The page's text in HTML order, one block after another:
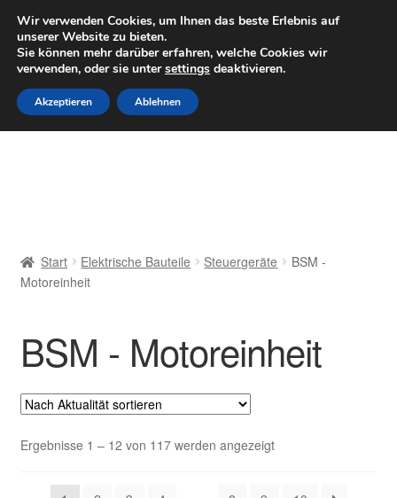
LIEFERUNG ab 6 EUR
Mo–Fr 9–16 Uhr · 0175 7465658
Zur
Navigation
springen
Zum
Inhalt
springen
Beschwerdeordnung
Datenschutz-Bestimmungen
Start Elektrische Bauteile Steuergeräte
BSM -
Motoreinheit
BSM - Motoreinheit
Ergebnisse 1 – 12 von 117 werden angezeigtNach
Wir verwenden Cookies, um Ihnen das beste Erlebnis auf
unserer Website zu bieten.
Sie können mehr darüber erfahren, welche Cookies wir
verwenden, oder sie untersettings deaktivieren.
Akzeptieren Ablehnen